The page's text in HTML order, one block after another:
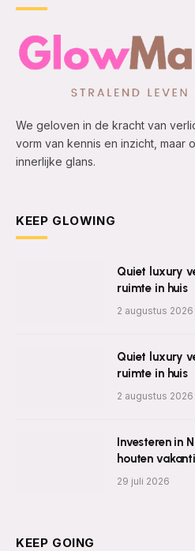
We geloven in de kracht van
vorm van kennis en inzicht, maar
innerlijke glans.
KEEP GLOWING
Quiet luxury
ruimte in huis
2 augustus 2026
Quiet luxury
ruimte in huis
2 augustus 2026
Investeren in
houten
29 juli 2026
KEEP GOING